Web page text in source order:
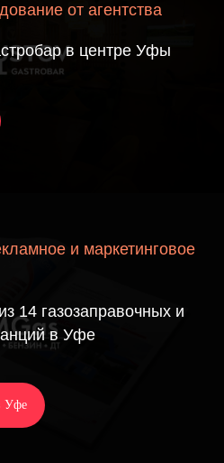
от агентства
в центре Уфы
и маркетинговое
14 газозаправочных и
в Уфе
Уфе